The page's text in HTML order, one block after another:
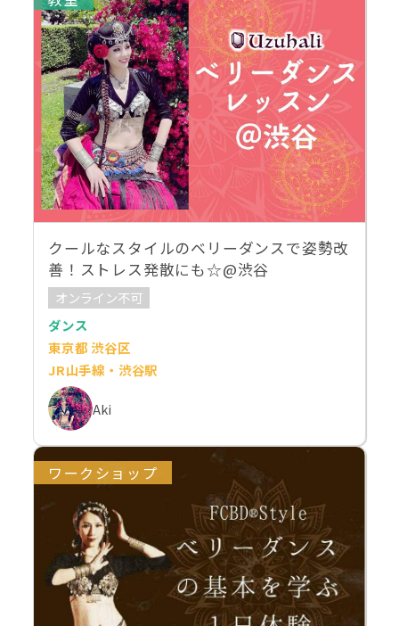
クールなスタイルのベリーダンスで姿勢改
善！ストレス発散にも☆@渋谷
オンライン不可
ダンス
東京都 渋谷区
JR山手線・渋谷駅
Aki
ワークショップ